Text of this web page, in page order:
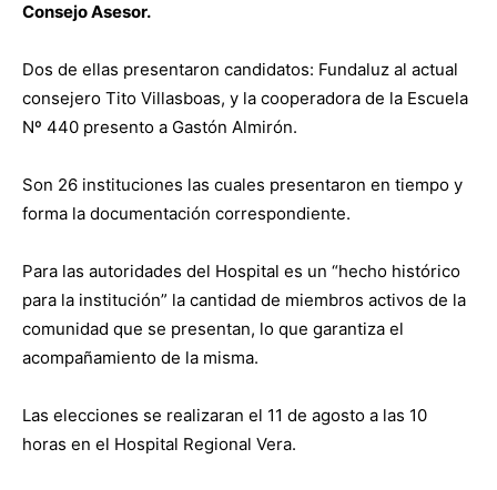
Consejo Asesor.
Dos de ellas presentaron candidatos: Fundaluz al actual
consejero Tito Villasboas, y la cooperadora de la Escuela
Nº 440 presento a Gastón Almirón.
Son 26 instituciones las cuales presentaron en tiempo y
forma la documentación correspondiente.
Para las autoridades del Hospital es un “hecho histórico
para la institución” la cantidad de miembros activos de la
comunidad que se presentan, lo que garantiza el
acompañamiento de la misma.
Las elecciones se realizaran el 11 de agosto a las 10
horas en el Hospital Regional Vera.